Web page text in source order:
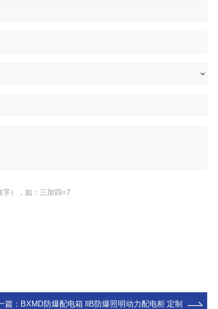
字），如：三加四=7
篇： BXMD防爆配电箱 IIB防爆照明动力配电柜 定制